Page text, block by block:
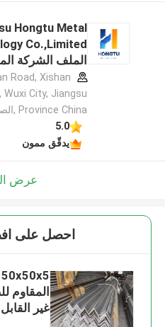
Hongtu Metal
Co.,Limited
الملف الشركة
Road, Xishan
Wuxi City, Jiangsu
Province China ,الصين
5.0
يدقّق ممون
عرض
احصل على
غير